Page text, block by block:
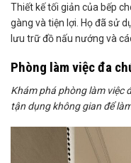
Thiết kế tối giản của bếp
gàng và tiện lợi. Họ đã sử
lưu trữ đồ nấu nướng và
Phòng làm việc đa
Khám phá phòng làm việc
tận dụng không gian để